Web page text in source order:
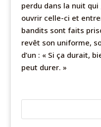
perdu dans la nuit
ouvrir celle-ci et
bandits sont faits
revêt son uniforme,
d’un : « Si ça durait,
peut durer. »